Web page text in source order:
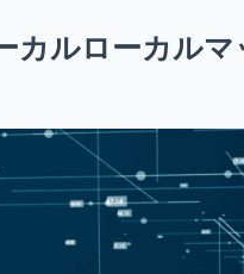
カルローカル